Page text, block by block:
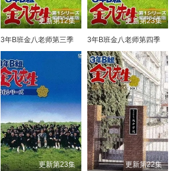
更新第12集
3年B班金八老师第三季
更新第23集
3年B班金八老师第四季
更新第23集 更新第22集